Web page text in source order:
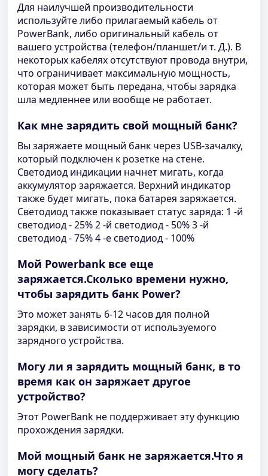
Для наилучшей производительности
используйте либо прилагаемый кабель от
PowerBank, либо оригинальный кабель от
вашего устройства (телефон/планшет/и т. Д.). В
некоторых кабелях отсутствуют провода внутри,
что ограничивает максимальную мощность,
которая может быть передана, чтобы зарядка
шла медленнее или вообще не работает.
Как мне зарядить свой мощный банк?
Вы заряжаете мощный банк через USB-зачалку,
который подключен к розетке на стене.
Светодиод индикации начнет мигать, когда
аккумулятор заряжается. Верхний индикатор
также будет мигать, пока батарея заряжается.
Светодиод также показывает статус заряда: 1 -й
светодиод - 25% 2 -й светодиод - 50% 3 -й
светодиод - 75% 4 -е светодиод - 100%
Мой Powerbank все еще
заряжается.Сколько времени нужно,
чтобы зарядить банк Power?
Это может занять 6-12 часов для полной
зарядки, в зависимости от используемого
зарядного устройства.
Могу ли я зарядить мощный банк, в то
время как он заряжает другое
устройство?
Этот PowerBank не поддерживает эту функцию
прохождения зарядки.
Мой мощный банк не заряжается.Что я
могу сделать?